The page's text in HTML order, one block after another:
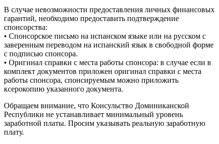
В случае невозможности предоставления личных финансовых
гарантий, необходимо предоставить подтверждение
спонсорства:
• Спонсорское письмо на испанском языке или на русском с
заверенным переводом на испанский язык в свободной форме
с подписью спонсора.
• Оригинал справки с места работы спонсора: в случае если в
комплект документов приложен оригинал справки с места
работы спонсора, спонсируемым можно приложить
ксерокопию указанного документа.
Обращаем внимание, что Консульство Доминиканской
Республики не устанавливает минимальный уровень
заработной платы. Просим указывать реальную заработную
плату.